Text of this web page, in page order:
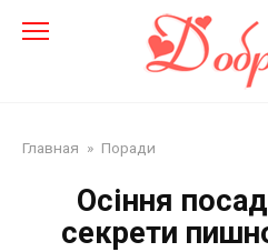
Главная » Поради
Осіння
секрети